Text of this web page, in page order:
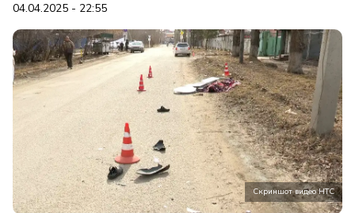
04.04.2025 - 22:55
Скриншот видео НТС